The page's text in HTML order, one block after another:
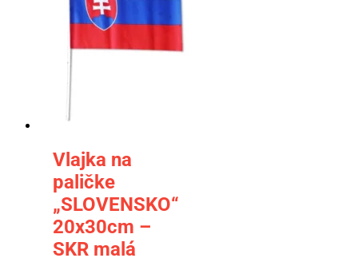
Vlajka na
paličke
„SLOVENSKO“
20x30cm –
SKR malá